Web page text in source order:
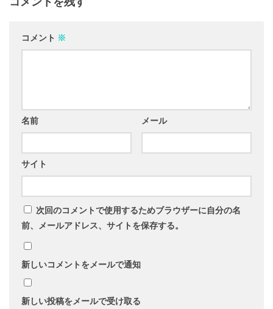
コメント ※
名前 メール
サイト
次回のコメントで使用するためブラウザーに自分の名
前、メールアドレス、サイトを保存する。
新しいコメントをメールで通知
新しい投稿をメールで受け取る